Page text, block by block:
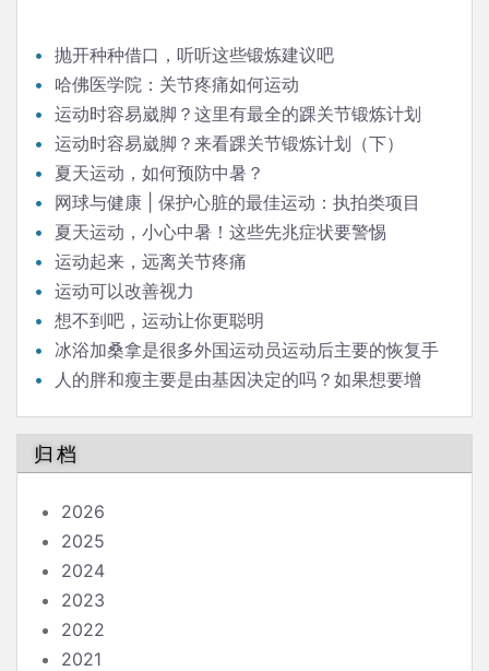
抛开种种借口，听听这些锻炼建议吧
哈佛医学院：关节疼痛如何运动
运动时容易崴脚？这里有最全的踝关节锻炼计划
（上）
运动时容易崴脚？来看踝关节锻炼计划（下）
夏天运动，如何预防中暑？
网球与健康 | 保护心脏的最佳运动：执拍类项目
夏天运动，小心中暑！这些先兆症状要警惕
运动起来，远离关节疼痛
运动可以改善视力
想不到吧，运动让你更聪明
冰浴加桑拿是很多外国运动员运动后主要的恢复手
段，请问科学依据是什么？
人的胖和瘦主要是由基因决定的吗？如果想要增
归档
2026
2025
2024
2023
2022
2021